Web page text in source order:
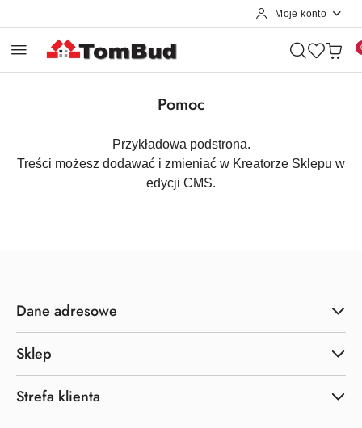
Moje konto
Pomoc
Przykładowa podstrona.
Treści możesz dodawać i zmieniać w Kreatorze Sklepu w
edycji CMS.
Dane adresowe
Sklep
Strefa klienta